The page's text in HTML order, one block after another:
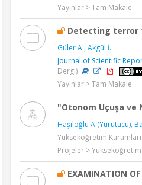
Yayınlar > Tam Makale
Detecting terror
Güler A., Akgül İ.
Journal of Scientific
Dergi)
Yayınlar > Tam Makale
"Otonom Uçuşa ve
Haşıloğlu A.(Yürütücü),
Yükseköğretim
Projeler >
EXAMINATION OF